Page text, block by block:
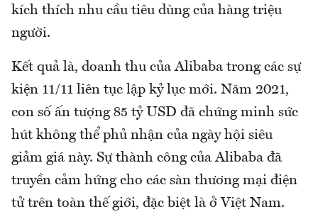
kích thích nhu cầu tiêu dùng của hàng triệu
người.
Kết quả là, doanh thu của Alibaba trong các sự
kiện 11/11 liên tục lập kỷ lục mới. Năm 2021,
con số ấn tượng 85 tỷ USD đã chứng minh sức
hút không thể phủ nhận của ngày hội siêu
giảm giá này. Sự thành công của Alibaba đã
truyền cảm hứng cho các sàn thương mại điện
tử trên toàn thế giới, đặc biệt là ở Việt Nam.